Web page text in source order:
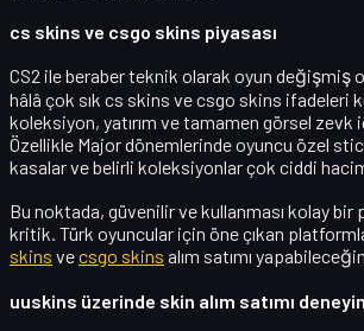
cs skins ve csgo skins piyasası
CS2 ile beraber teknik olarak oyun değişmiş
hâlâ çok sık cs skins vecsgo skins ifadeleri
koleksiyon, yatırım ve tamamen görsel zevk
Özellikle Major dönemlerinde oyuncu özel
kasalar ve belirli koleksiyonlar çok ciddi
Bu noktada, güvenilir ve kullanması kolay bir
kritik. Türk oyuncular için öne çıkan
skins vecsgo skins alım satımı
uuskins üzerinde skin alım satımı